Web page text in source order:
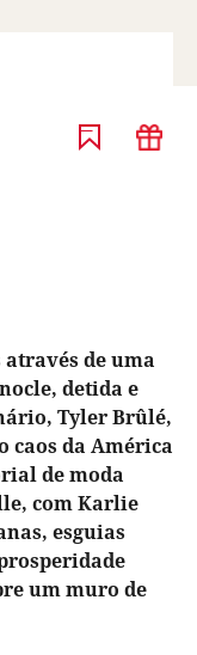
de uma
detida e
Tyler Brûlé,
caos da América
de moda
com Karlie
esguias
um muro de